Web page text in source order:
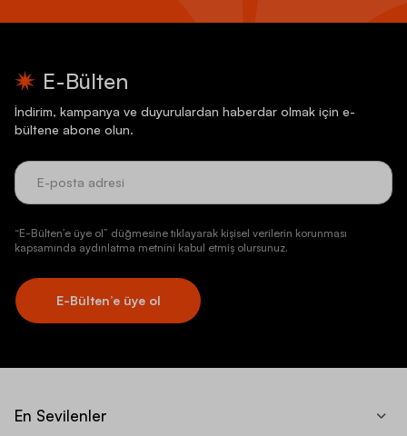
E-Bülten
İndirim, kampanya ve duyurulardan haberdar olmak için e-
bültene abone olun.
“E-Bülten’e üye ol” düğmesine tıklayarak kişisel verilerin korunması
kapsamında aydınlatma metnini kabul etmiş olursunuz.
E-Bülten’e üye ol
En Sevilenler